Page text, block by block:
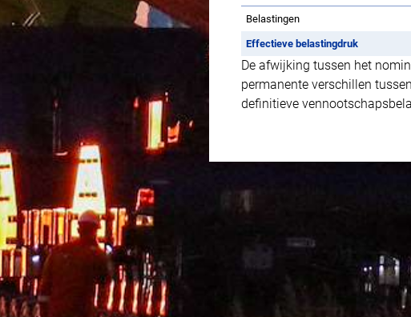
Belastingen
Effectieve belastingdruk
De afwijking tussen het
permanente verschillen
definitieve